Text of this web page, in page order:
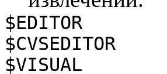
$EDITOR
$CVSEDITOR
$VISUAL